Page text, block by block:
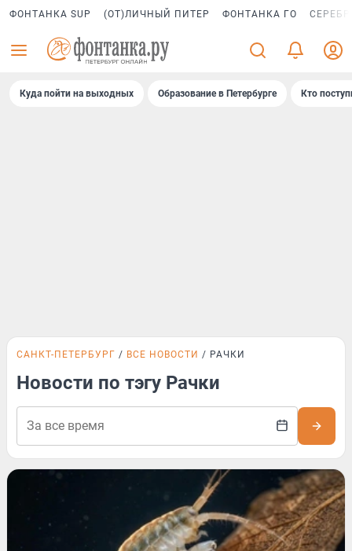
ФОНТАНКА SUP (ОТ)ЛИЧНЫЙ ПИТЕР ФОНТАНКА ГО
Куда пойти на выходных Образование в Петербурге Кто
САНКТ-ПЕТЕРБУРГ ВСЕ НОВОСТИ РАЧКИ
Новости по тэгу Рачки